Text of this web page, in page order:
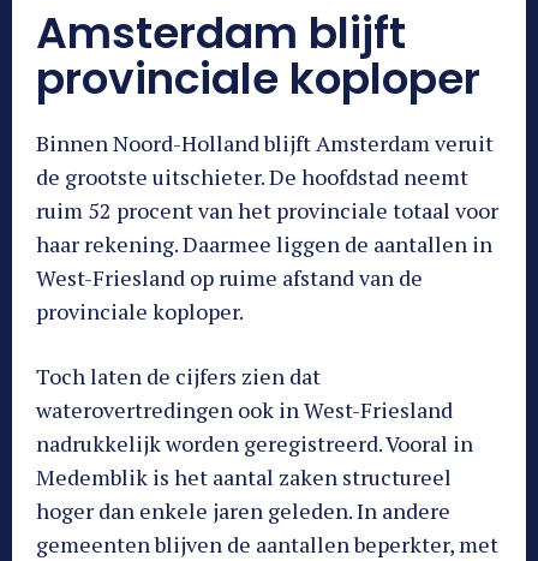
Amsterdam blijft
provinciale koploper
Binnen Noord-Holland blijft Amsterdam veruit
de grootste uitschieter. De hoofdstad neemt
ruim 52 procent van het provinciale totaal voor
haar rekening. Daarmee liggen de aantallen in
West-Friesland op ruime afstand van de
provinciale koploper.
Toch laten de cijfers zien dat
waterovertredingen ook in West-Friesland
nadrukkelijk worden geregistreerd. Vooral in
Medemblik is het aantal zaken structureel
hoger dan enkele jaren geleden. In andere
gemeenten blijven de aantallen beperkter, met